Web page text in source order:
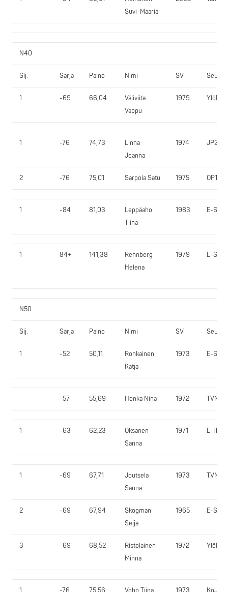
Suvi-Maaria
N40
Sij. Sarja Paino Nimi SV Seura
1 -69 66,04
Väliviita
Vappu
1979 YlöR
1 -76 74,73
Linna
Joanna
1974
2 -76 75,01 Sarpola Satu 1975 OPT
1 -84 81,03
Leppäaho
Tiina
1983 E-SV
1 84+ 141,38
Rehnberg
Helena
1979 E-SV
N50
Sij. Sarja Paino Nimi SV Seura
1 -52 50,11
Ronkainen
Katja
1973 E-SV
-57 55,69 Honka Nina 1972 TVN
1 -63 62,23
Oksanen
Sanna
1971 E-IT
1 -69 67,71
Joutsela
Sanna
1973 TVN
2 -69 67,94
Skogman
Seija
1965 E-SV
3 -69 68,52
Ristolainen
Minna
1972 YlöR
1 -76 75,56 Voho Tiina 1973 KoJy